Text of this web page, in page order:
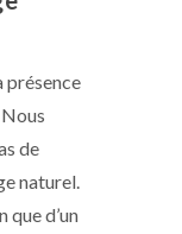
présence
de
naturel.
que d’un